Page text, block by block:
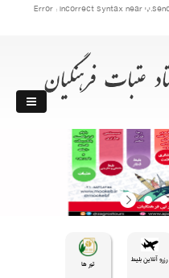
Error : Incorrect syntax near
رزرو آنلاین بلیط تور ها